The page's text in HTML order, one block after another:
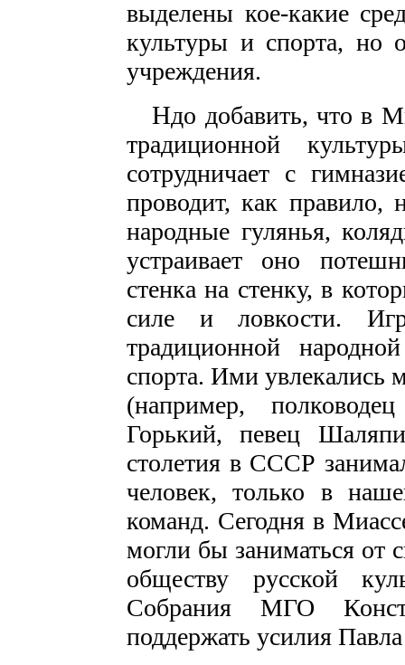
выделены кое-какие
культуры и спорта, но
учреждения.
Ндо добавить, что в
традиционной
сотрудничает с
проводит, как правило,
народные гулянья,
устраивает оно
стенка на стенку, в
силе и ловкости.
традиционной
спорта. Ими
(например,
Горький, певец
столетия в СССР
человек, только в
команд. Сегодня в
могли бы заниматься от
обществу русской
Собрания МГО
поддержать усилия